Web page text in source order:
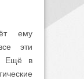
ему
эти
Ещё в